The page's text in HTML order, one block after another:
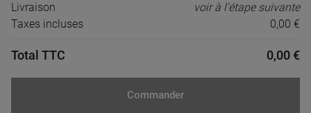
Livraison
voir à l'étape suivante
Taxes incluses
0,00 €
Total TTC 0,00 €
Commander